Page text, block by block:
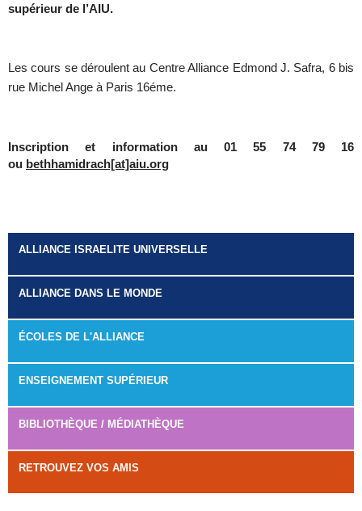
supérieur de l’AIU.
Les cours se déroulent au Centre Alliance Edmond J. Safra, 6 bis
rue Michel Ange à Paris 16éme.
Inscription et information au 01 55 74 79 16
ou bethhamidrach[at]aiu.org
ALLIANCE ISRAELITE UNIVERSELLE
ALLIANCE DANS LE MONDE
ÉCOLES DE L'ALLIANCE
ENSEIGNEMENT SUPÉRIEUR
BIBLIOTHÈQUE / MÉDIATHÈQUE
RETROUVEZ VOS AMIS